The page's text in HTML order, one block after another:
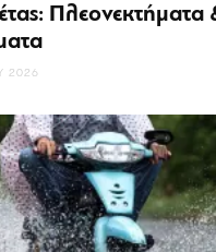
Πλεονεκτήματα
2026